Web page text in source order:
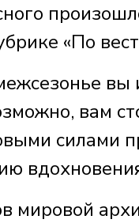
«По
вам
силами
мировой